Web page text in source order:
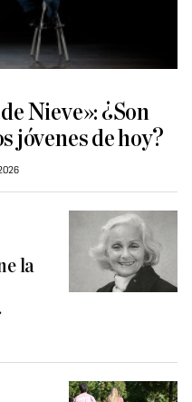
Nieve»: ¿Son
jóvenes de hoy?
la